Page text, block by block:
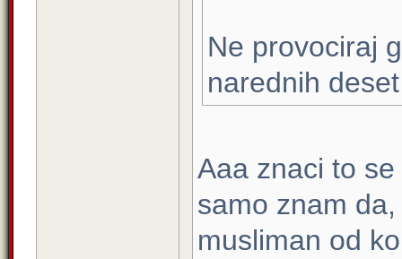
Ne provociraj
narednih
Aaa znaci to
samo znam
musliman od